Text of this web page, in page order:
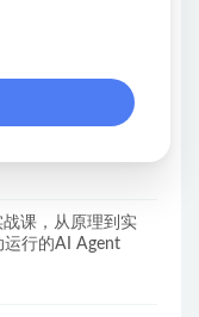
，CSGO游戏搬
课，从原理到实
运行的AI Agent